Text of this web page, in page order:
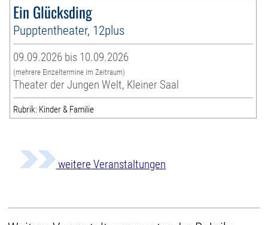
Ein Glücksding
Pupptentheater, 12plus
09.09.2026 bis 10.09.2026
(mehrere Einzeltermine im Zeitraum)
Theater der Jungen Welt, Kleiner Saal
Rubrik: Kinder & Familie
weitere Veranstaltungen